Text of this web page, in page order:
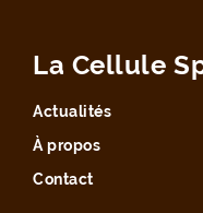
La Cellule
Actualités
À propos
Contact